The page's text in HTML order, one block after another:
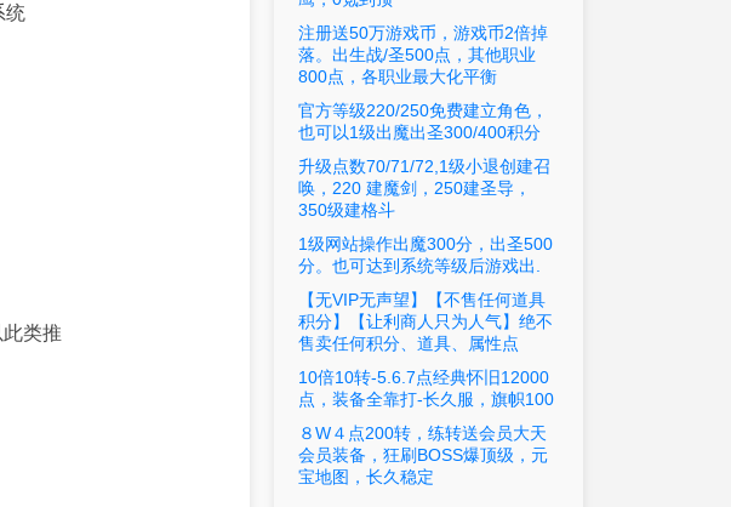
统
类推
注册送50万游戏币，游戏币2倍掉
落。出生战/圣500点，其他职业
800点，各职业最大化平衡
官方等级220/250免费建立角色，
也可以1级出魔出圣300/400积分
升级点数70/71/72,1级小退创建召
唤，220 建魔剑，250建圣导，
350级建格斗
1级网站操作出魔300分，出圣500
分。也可达到系统等级后游戏出.
【无VIP无声望】【不售任何道具
积分】【让利商人只为人气】绝不
售卖任何积分、道具、属性点
10倍10转-5.6.7点经典怀旧12000
点，装备全靠打-长久服，旗帜100
８W４点200转，练转送会员大天
会员装备，狂刷BOSS爆顶级，元
宝地图，长久稳定